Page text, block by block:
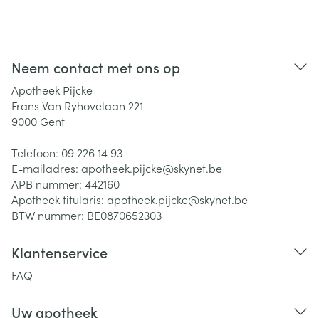
Neem contact met ons op
Apotheek Pijcke
Frans Van Ryhovelaan 221
9000 Gent
Telefoon: 09 226 14 93
E-mailadres: apotheek.pijcke@skynet.be
APB nummer: 442160
Apotheek titularis: apotheek.pijcke@skynet.be
BTW nummer: BE0870652303
Klantenservice
FAQ
Uw apotheek